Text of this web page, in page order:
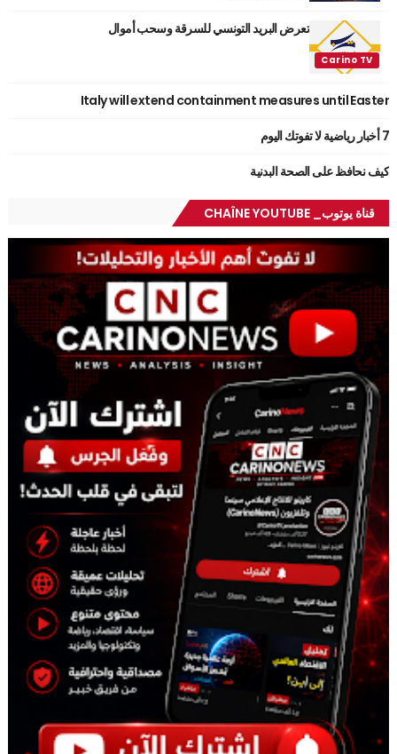
تعرض البريد التونسي للسرقة وسحب أموال
Italy will extend containment measures until Easter
7 أخبار رياضية لا تفوتك اليوم
كيف نحافظ على الصحة البدنية
قناة يوتوب_ CHAÎNE YOUTUBE